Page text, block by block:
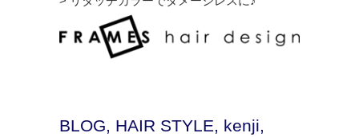
BLOG, HAIR STYLE, kenji,